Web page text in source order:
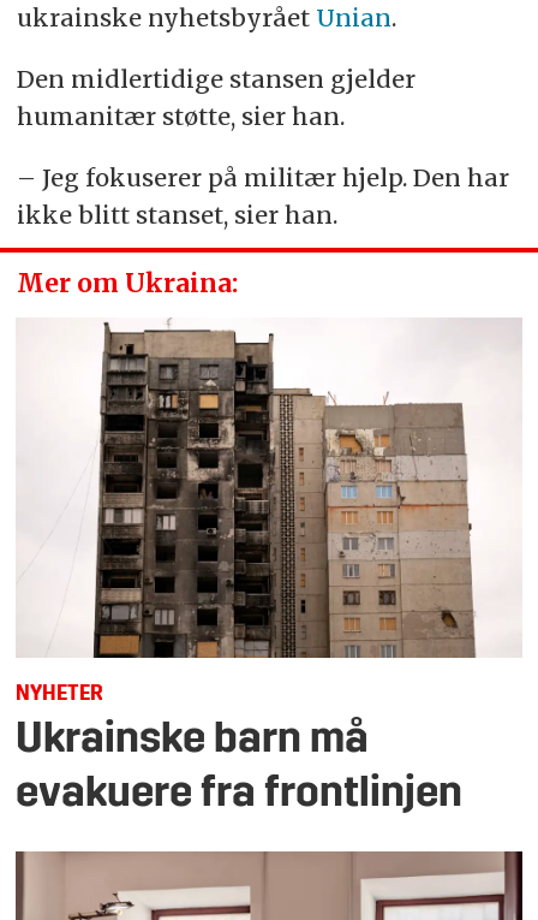
ukrainske nyhetsbyrået Unian.
Den midlertidige stansen gjelder
humanitær støtte, sier han.
– Jeg fokuserer på militær hjelp. Den har
ikke blitt stanset, sier han.
Mer om Ukraina:
NYHETER
Ukrainske barn må
evakuere fra frontlinjen